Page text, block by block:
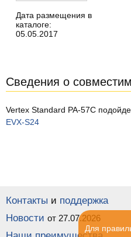
Дата размещения в
каталоге:
05.05.2017
Сведения о
Vertex Standard PA-57C
EVX-S24
Контакты и поддержка
Новости от 27.07.2026
Для